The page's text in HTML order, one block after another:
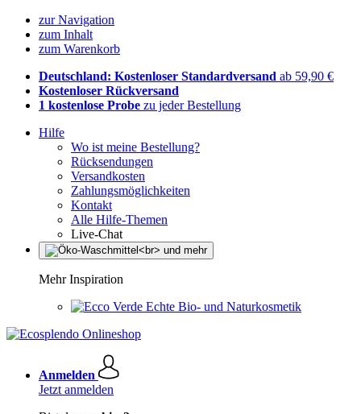
zur Navigation
zum Inhalt
zum Warenkorb
Deutschland: Kostenloser Standardversand ab 59,90 €
Kostenloser Rückversand
1 kostenlose Probe zu jeder Bestellung
Hilfe
Wo ist meine Bestellung?
Rücksendungen
Versandkosten
Zahlungsmöglichkeiten
Kontakt
Alle Hilfe-Themen
Live-Chat
Mehr Inspiration
Echte Bio- und Naturkosmetik
Anmelden
Jetzt anmelden